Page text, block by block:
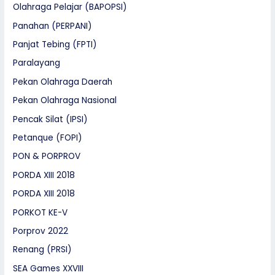
Olahraga Pelajar (BAPOPSI)
Panahan (PERPANI)
Panjat Tebing (FPTI)
Paralayang
Pekan Olahraga Daerah
Pekan Olahraga Nasional
Pencak Silat (IPSI)
Petanque (FOPI)
PON & PORPROV
PORDA XIII 2018
PORDA XIII 2018
PORKOT KE-V
Porprov 2022
Renang (PRSI)
SEA Games XXVIII